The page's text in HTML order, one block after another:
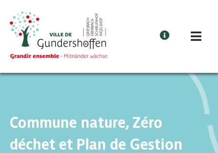
Commune nature, Zéro
déchet et Plan de Gestion